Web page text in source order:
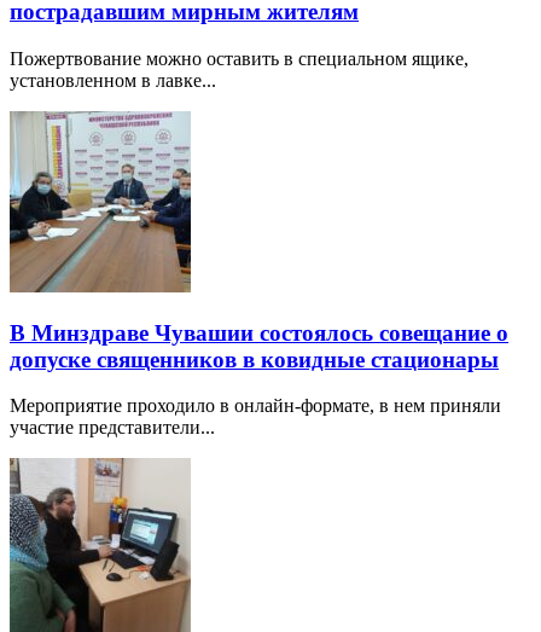
пострадавшим мирным жителям
Пожертвование можно оставить в специальном ящике,
установленном в лавке...
В Минздраве Чувашии состоялось совещание о
допуске священников в ковидные стационары
Мероприятие проходило в онлайн-формате, в нем приняли
участие представители...